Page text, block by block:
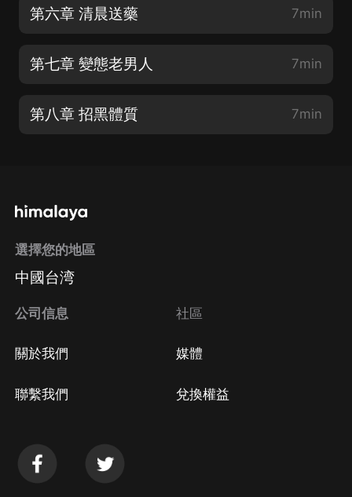
第六章 清晨送藥 7min
第七章 變態老男人 7min
第八章 招黑體質 7min
選擇您的地區
中國台湾
公司信息
關於我們
聯繫我們
社區
媒體
兌換權益